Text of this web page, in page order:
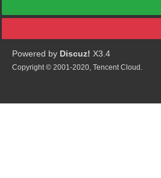
Powered by Discuz! X3.4
Copyright © 2001-2020, Tencent Cloud.